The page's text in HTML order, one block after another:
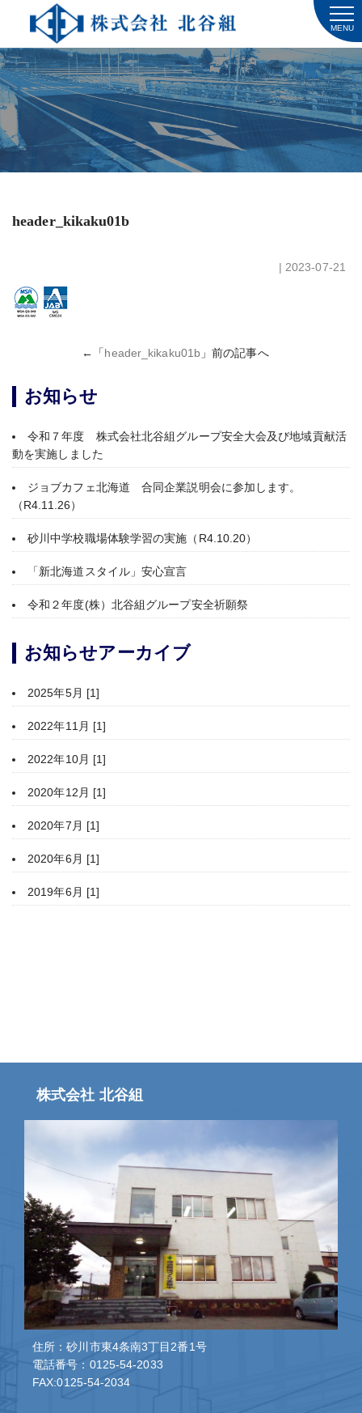
MENU
header_kikaku01b
| 2023-07-21
←「header_kikaku01b 」前の記事へ
お知らせ
令和７年度 株式会社北谷組グループ安全大会及び地域貢献活
動を実施しました
ジョブカフェ北海道 合同企業説明会に参加します。
（R4.11.26）
砂川中学校職場体験学習の実施（R4.10.20）
「新北海道スタイル」安心宣言
令和２年度(株）北谷組グループ安全祈願祭
お知らせアーカイブ
2025年5月 [1]
2022年11月 [1]
2022年10月 [1]
2020年12月 [1]
2020年7月 [1]
2020年6月 [1]
2019年6月 [1]
株式会社 北谷組
住所：砂川市東4条南3丁目2番1号
電話番号：0125-54-2033
FAX:0125-54-2034